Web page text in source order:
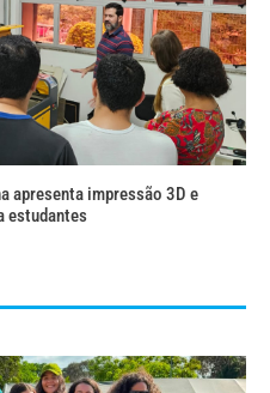
apresenta impressão 3D e
estudantes